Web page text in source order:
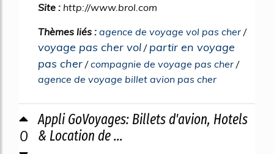
Site : http://www.brol.com
Thèmes liés : agence de voyage vol pas cher /
voyage pas cher vol / partir en voyage
pas cher /compagnie de voyage pas cher /
agence de voyage billet avion pas cher
0
Appli GoVoyages: Billets d'avion, Hotels
& Location de ...